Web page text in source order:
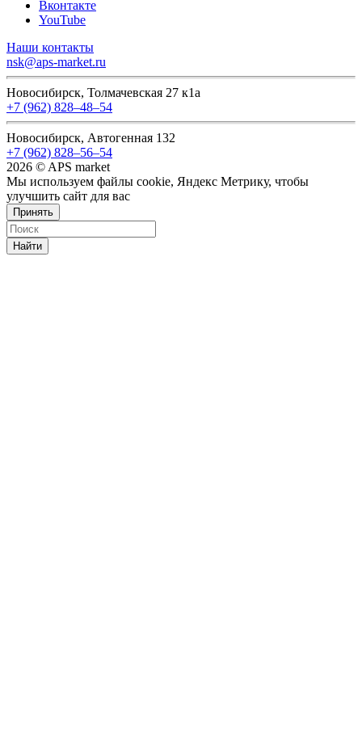
Вконтакте
YouTube
Наши контакты
nsk@aps-market.ru
Новосибирск, Толмачевская 27 к1а
+7 (962) 828‒48‒54
Новосибирск, Автогенная 132
+7 (962) 828‒56‒54
2026 © APS market
Мы используем файлы cookie, Яндекс Метрику, чтобы
улучшить сайт для вас
Принять
Найти